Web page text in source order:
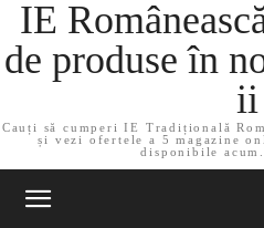
IE
de produse în
ii
Cauți să cumperi IE Tradițională
și vezi ofertele a 5 magazine
disponibile